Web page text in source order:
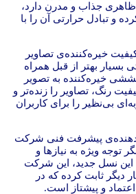
جذاب و مدرن دارد،
و تبادل حرارتی آن را با
خیره‌کننده‌ی تصاویر
بسیار بهتر از قبل همراه
خیره‌کننده به تصویر
رنگ، تصاویر را زنده‌تر و
بی‌نظیر را برای کاربران
پیشرفت فنی شرکت
توجه ویژه به نیازها و
نسل جدید، این شرکت
دیگر ثابت کرده که در
و پیشتاز است.